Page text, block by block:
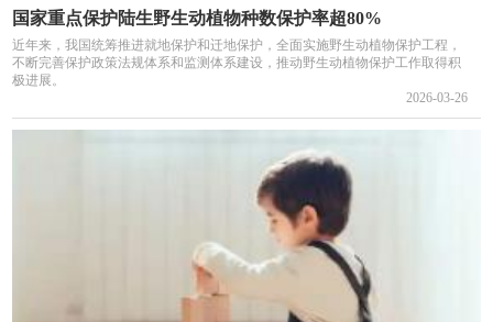
国家重点保护陆生野生动植物种数保护率超80%
近年来，我国统筹推进就地保护和迁地保护，全面实施野生动植物保护工程，
不断完善保护政策法规体系和监测体系建设，推动野生动植物保护工作取得积
极进展。
2026-03-26